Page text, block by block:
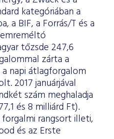
kategóriában a
a BIF, a Forrás/T és a
tőzsde 247,6
zárta a
napi átlagforgalom
2017 januárjával
szám meghaladja
és 8 milliárd Ft).
rangsort illeti,
és az Erste